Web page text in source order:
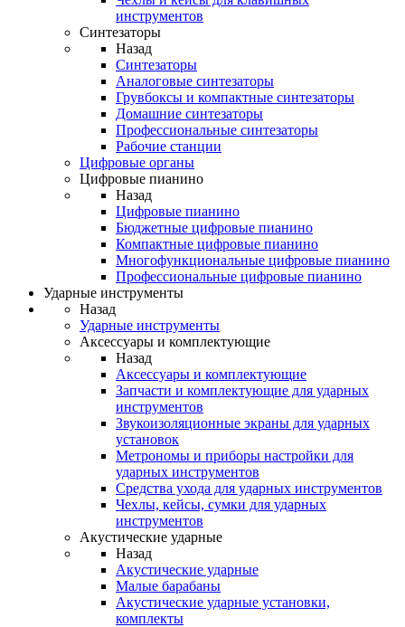
инструментов
Синтезаторы
Назад
Синтезаторы
Аналоговые синтезаторы
Грувбоксы и компактные синтезаторы
Домашние синтезаторы
Профессиональные синтезаторы
Рабочие станции
Цифровые органы
Цифровые пианино
Назад
Цифровые пианино
Бюджетные цифровые пианино
Компактные цифровые пианино
Многофункциональные цифровые пианино
Профессиональные цифровые пианино
Ударные инструменты
Назад
Ударные инструменты
Аксессуары и комплектующие
Назад
Аксессуары и комплектующие
Запчасти и комплектующие для ударных
инструментов
Звукоизоляционные экраны для ударных
установок
Метрономы и приборы настройки для
ударных инструментов
Средства ухода для ударных инструментов
Чехлы, кейсы, сумки для ударных
инструментов
Акустические ударные
Назад
Акустические ударные
Mалые барабаны
Акустические ударные установки,
комплекты